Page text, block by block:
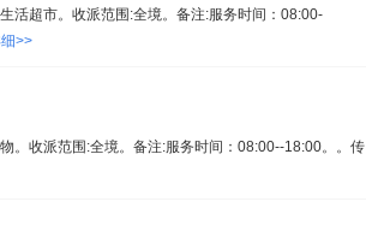
活超市。收派范围:全境。备注:服务时间：08:00-
>>
。收派范围:全境。备注:服务时间：08:00--18:00。。传